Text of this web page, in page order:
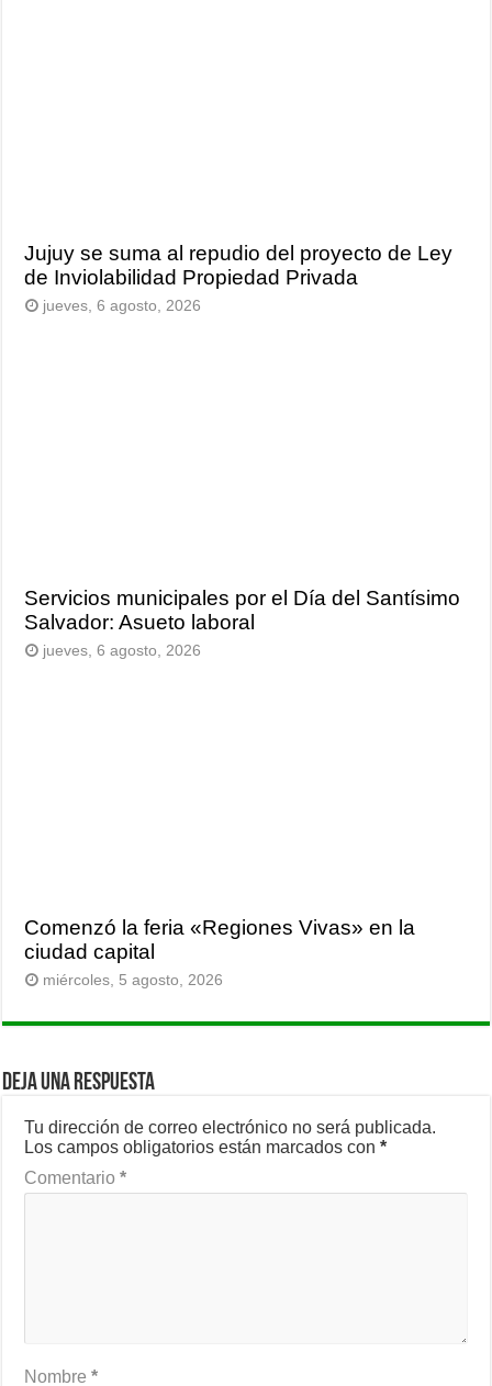
Jujuy se suma al repudio del proyecto de Ley
de Inviolabilidad Propiedad Privada
jueves, 6 agosto, 2026
Servicios municipales por el Día del Santísimo
Salvador: Asueto laboral
jueves, 6 agosto, 2026
Comenzó la feria «Regiones Vivas» en la
ciudad capital
miércoles, 5 agosto, 2026
Deja una respuesta
Tu dirección de correo electrónico no será publicada.
Los campos obligatorios están marcados con*
Comentario*
Nombre*